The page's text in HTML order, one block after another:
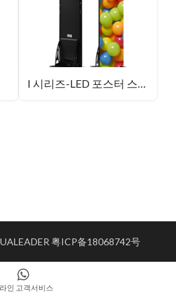
I 시리즈-LED 포스터 스크린
粤ICP备18068742号
인 고객서비스